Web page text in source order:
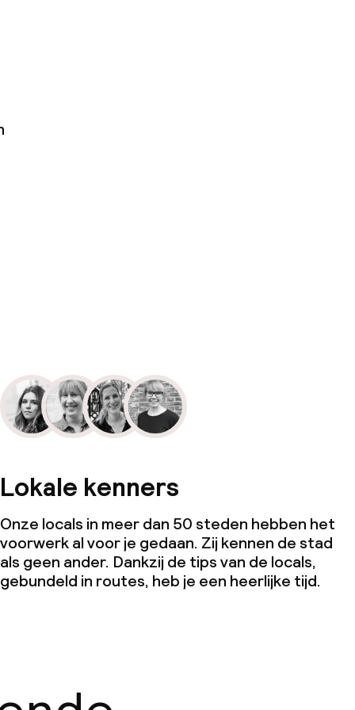
Lokale kenners
Onze locals in meer dan 50 steden hebben het
voorwerk al voor je gedaan. Zij kennen de stad
als geen ander. Dankzij de tips van de locals,
gebundeld in routes, heb je een heerlijke tijd.